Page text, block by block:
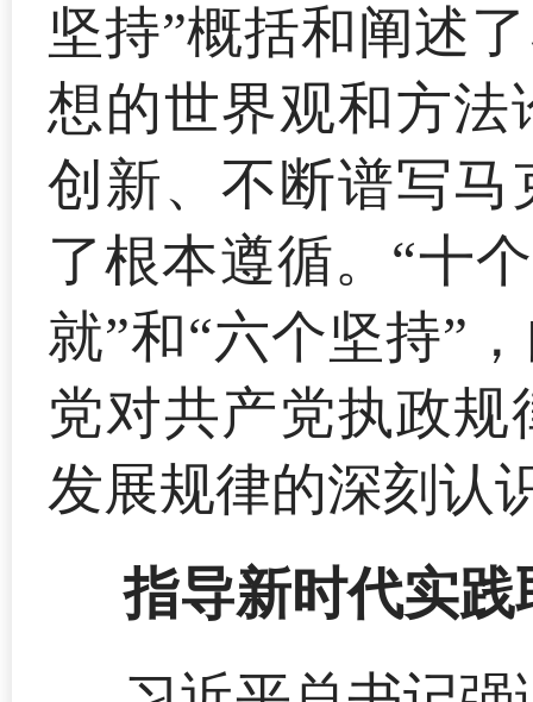
坚持”概括和阐述
想的世界观和方
创新、不断谱写
了根本遵循。“十
就”和“六个坚持”
党对共产党执政
发展规律的深刻认
指导新时代实